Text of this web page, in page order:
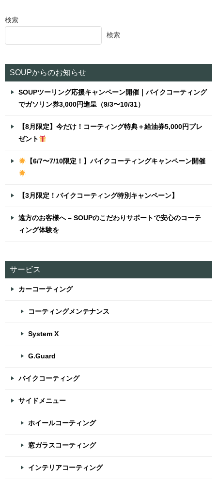
検索
検索
SOUPからのお知らせ
SOUPツーリング応援キャンペーン開催｜バイクコーティング
でガソリン券3,000円進呈（9/3〜10/31）
【8月限定】今だけ！コーティング特典＋給油券5,000円プレ
ゼント
【6/7〜7/10限定！】バイクコーティングキャンペーン開催
【3月限定！バイクコーティング特別キャンペーン】
遠方のお客様へ – SOUPのこだわりサポートで安心のコーテ
ィング体験を
サービス
カーコーティング
コーティングメンテナンス
System X
G.Guard
バイクコーティング
サイドメニュー
ホイールコーティング
窓ガラスコーティング
インテリアコーティング